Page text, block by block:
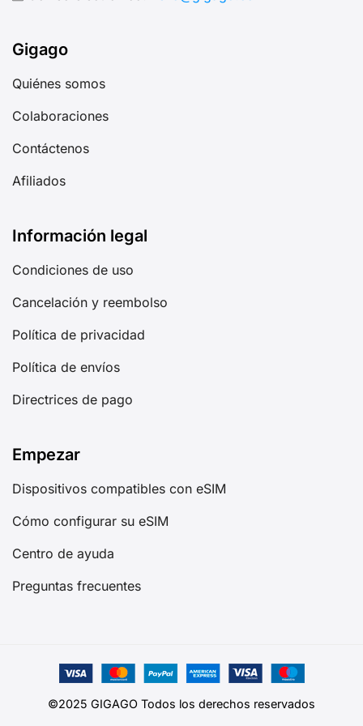
Gigago
Quiénes somos
Colaboraciones
Contáctenos
Afiliados
Información legal
Condiciones de uso
Cancelación y reembolso
Política de privacidad
Política de envíos
Directrices de pago
Empezar
Dispositivos compatibles con eSIM
Cómo configurar su eSIM
Centro de ayuda
Preguntas frecuentes
©2025 GIGAGO Todos los derechos reservados